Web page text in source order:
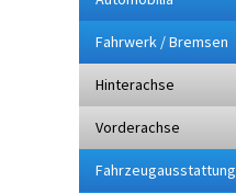
Fahrwerk / Bremsen
Hinterachse
Vorderachse
Fahrzeugausstattung